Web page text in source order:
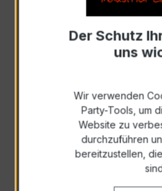
Auswahl zurücksetzen
Anfrage
Als PDF
Der Schutz
uns
Wir verwenden
Party-Tools, um
Website zu
durchzuführen
bereitzustellen,